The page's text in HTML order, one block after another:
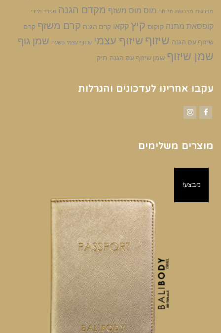
מברשת מברשת מריחה מוס מוס משזף מקדם הגנה ספריי מיידי
קופסאת מתנה קוקוס קיץ קקאו קרם הגנה קרם משזף קרם
שיזוף עם הגנה שיזוף שיזוף עצמי שיזוף עצמי בשעה שמן גוף
שמן שיזוף שמן שיזוף עם הגנה תיק
עקבו אחרינו לעדכונים והגרלות
מוצרים משלימים
מבצע!